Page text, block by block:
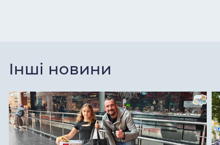
Інші новини